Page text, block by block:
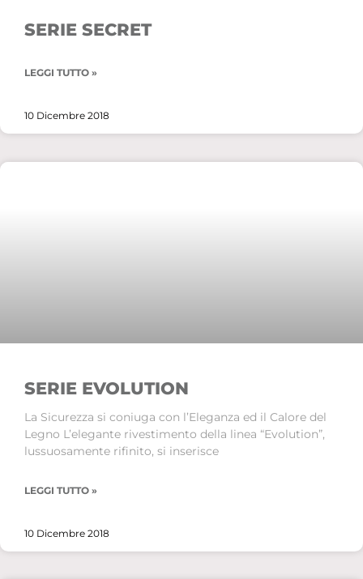
SERIE SECRET
LEGGI TUTTO »
10 Dicembre 2018
SERIE EVOLUTION
La Sicurezza si coniuga con l’Eleganza ed il Calore del
Legno L’elegante rivestimento della linea “Evolution”,
lussuosamente rifinito, si inserisce
LEGGI TUTTO »
10 Dicembre 2018